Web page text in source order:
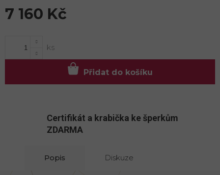
7 160 Kč
Přidat do košíku
Certifikát a krabička ke šperkům
ZDARMA
Popis Diskuze